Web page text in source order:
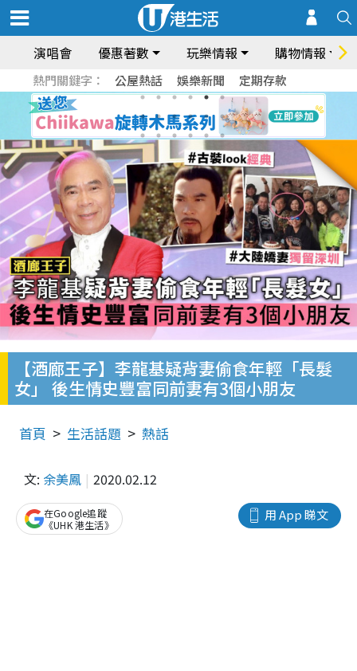
演唱會 優惠著數 玩樂情報 購物情報
熱門關鍵字： 公屋熱話 娛樂新聞 定期存款
【酒廊王子】李龍基疑背妻偷食年輕「長髮
女」 後生情史豐富同前妻有3個小朋友
首頁 生活話題 熱話
文: 余美鳳 2020.02.12
用 App 睇文
在Google追蹤
《UHK 港生活》